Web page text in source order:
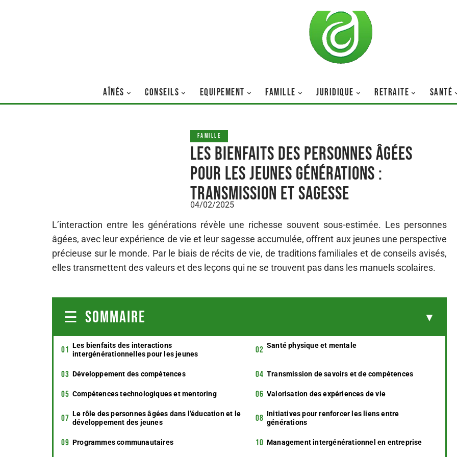
AÎNÉS CONSEILS EQUIPEMENT FAMILLE JURIDIQUE RETRAITE SANTÉ
FAMILLE
Les bienfaits des personnes âgées
pour les jeunes générations :
transmission et sagesse
04/02/2025
L’interaction entre les générations révèle une richesse souvent sous-estimée. Les personnes
âgées, avec leur expérience de vie et leur sagesse accumulée, offrent aux jeunes une perspective
précieuse sur le monde. Par le biais de récits de vie, de traditions familiales et de conseils avisés,
elles transmettent des valeurs et des leçons qui ne se trouvent pas dans les manuels scolaires.
SOMMAIRE
Les bienfaits des interactions
intergénérationnelles pour les jeunes
Santé physique et mentale
Développement des compétences Transmission de savoirs et de compétences
Compétences technologiques et mentoring Valorisation des expériences de vie
Le rôle des personnes âgées dans l’éducation et le
développement des jeunes
Initiatives pour renforcer les liens entre
générations
Programmes communautaires Management intergénérationnel en entreprise